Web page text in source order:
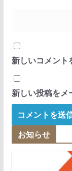
新しいコメント
新しい投稿をメ
お知らせ